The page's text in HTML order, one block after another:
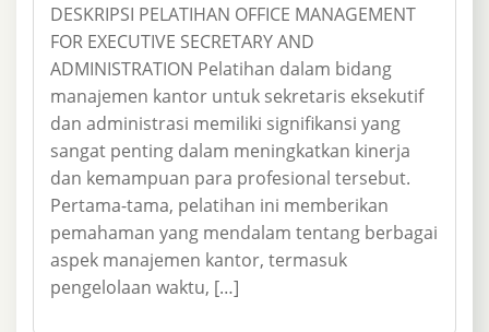
DESKRIPSI PELATIHAN OFFICE MANAGEMENT
FOR EXECUTIVE SECRETARY AND
ADMINISTRATION Pelatihan dalam bidang
manajemen kantor untuk sekretaris eksekutif
dan administrasi memiliki signifikansi yang
sangat penting dalam meningkatkan kinerja
dan kemampuan para profesional tersebut.
Pertama-tama, pelatihan ini memberikan
pemahaman yang mendalam tentang berbagai
aspek manajemen kantor, termasuk
pengelolaan waktu, […]